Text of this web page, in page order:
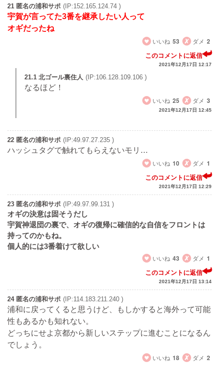
21 匿名の浦和サポ (IP:152.165.124.74 )
宇賀が言ってた3番を継承したい人って
オギだったね
いいね 53 ダメ 2
このコメントに返信
2021年12月17日 12:17
21.1 北ゴール裏住人 (IP:106.128.109.106 )
なるほど！
いいね 25 ダメ 3
2021年12月17日 12:45
22 匿名の浦和サポ (IP:49.97.27.235 )
ハッシュタグで触れてもらえないモリ…
いいね 10 ダメ 1
このコメントに返信
2021年12月17日 12:29
23 匿名の浦和サポ (IP:49.97.99.131 )
オギの決意は固そうだし
宇賀神退団の裏で、オギの復帰に確信的な自信をフロントは
持ってのかもね。
個人的には3番着けて欲しい
いいね 43 ダメ 1
このコメントに返信
2021年12月17日 13:14
24 匿名の浦和サポ (IP:114.183.211.240 )
浦和に戻ってくると思うけど、もしかすると海外って可能
性もあるかも知れない。
どっちにせよ京都から新しいステップに進むことになるん
でしょう。
いいね 18 ダメ 2